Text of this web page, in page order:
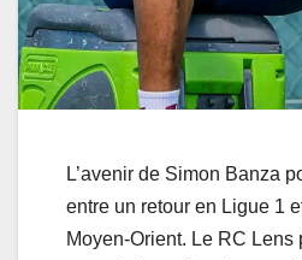
L’avenir de Simon Banza
entre un retour en Ligue 1
Moyen-Orient. Le RC Lens